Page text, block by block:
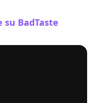
su BadTaste